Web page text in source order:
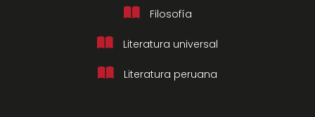
Filosofía
Literatura universal
Literatura peruana